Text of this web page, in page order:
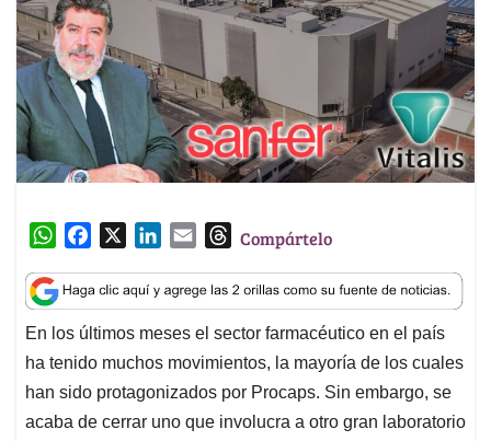
W
a
t
s
A
p
p
c
e
b
o
o
k
n
k
e
d
I
n
a
i
l
T
r
e
a
d
s
Compártelo
En los últimos meses el sector farmacéutico en el país
ha tenido muchos movimientos, la mayoría de los cuales
han sido protagonizados por Procaps. Sin embargo, se
acaba de cerrar uno que involucra a otro gran laboratorio